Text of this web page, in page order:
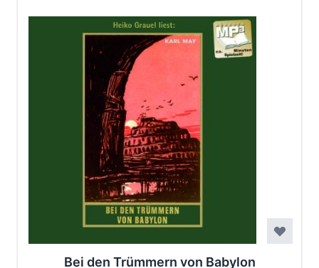
Bei den Trümmern von Babylon